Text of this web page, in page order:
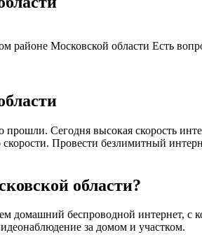
районе Московской области Есть
Сегодня высокая скорость
Провести безлимитный
области?
домашний беспроводной интернет, с
за домом и участком.